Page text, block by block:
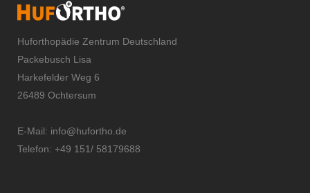
Huforthopädie Zentrum Deutschland
Packebusch Lisa
Harkefelder Weg 6
26489 Ochtersum
E-Mail: info@hufortho.de
Telefon: +49 151/ 58179688